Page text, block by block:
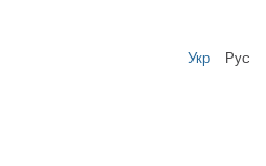
Укр Рус